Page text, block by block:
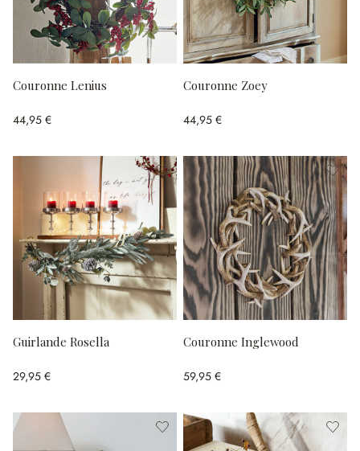
Couronne Lenius
44,95 €
Couronne Zoey
44,95 €
Guirlande Rosella
29,95 €
Couronne Inglewood
59,95 €